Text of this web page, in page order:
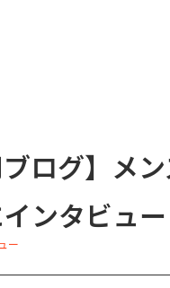
ブログ】メ
ンタビュ
ー